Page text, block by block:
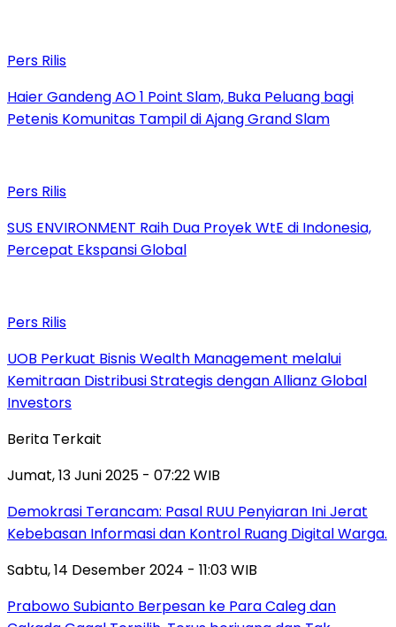
Pers Rilis
Haier Gandeng AO 1 Point Slam, Buka Peluang bagi
Petenis Komunitas Tampil di Ajang Grand Slam
Pers Rilis
SUS ENVIRONMENT Raih Dua Proyek WtE di Indonesia,
Percepat Ekspansi Global
Pers Rilis
UOB Perkuat Bisnis Wealth Management melalui
Kemitraan Distribusi Strategis dengan Allianz Global
Investors
Berita Terkait
Jumat, 13 Juni 2025 - 07:22 WIB
Demokrasi Terancam: Pasal RUU Penyiaran Ini Jerat
Kebebasan Informasi dan Kontrol Ruang Digital Warga.
Sabtu, 14 Desember 2024 - 11:03 WIB
Prabowo Subianto Berpesan ke Para Caleg dan